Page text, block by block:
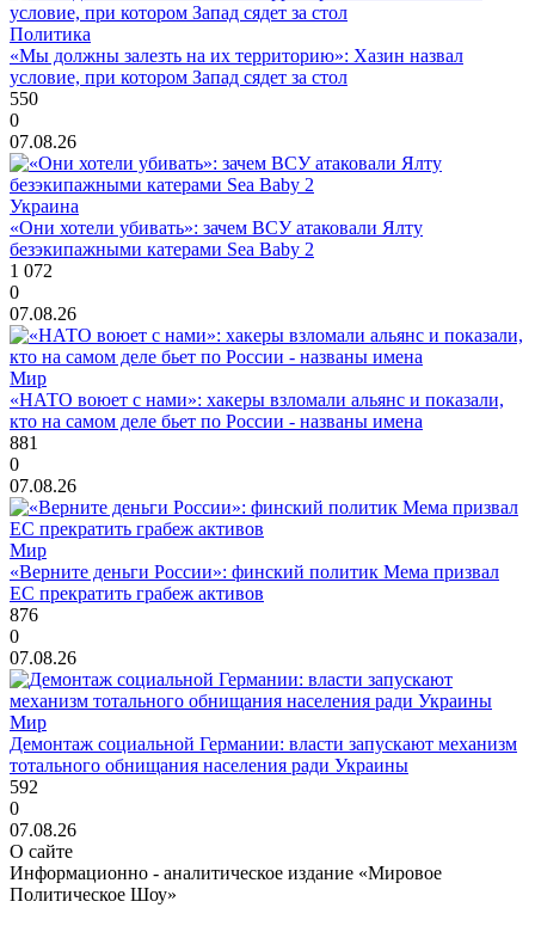
Политика
«Мы должны залезть на их территорию»: Хазин назвал
условие, при котором Запад сядет за стол
550
0
07.08.26
Украина
«Они хотели убивать»: зачем ВСУ атаковали Ялту
безэкипажными катерами Sea Baby 2
1 072
0
07.08.26
Мир
«НАТО воюет с нами»: хакеры взломали альянс и показали,
кто на самом деле бьет по России - названы имена
881
0
07.08.26
Мир
«Верните деньги России»: финский политик Мема призвал
ЕС прекратить грабеж активов
876
0
07.08.26
Мир
Демонтаж социальной Германии: власти запускают механизм
тотального обнищания населения ради Украины
592
0
07.08.26
О сайте
Информационно - аналитическое издание «Мировое
Политическое Шоу»